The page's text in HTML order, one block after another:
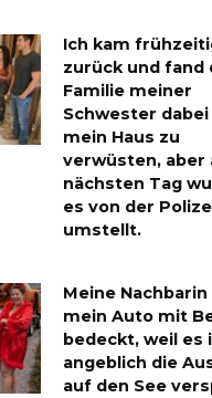
Ich kam
zurück und fand
Familie meiner
Schwester
mein Haus zu
verwüsten, aber
nächsten Tag
es von der
umstellt.
Meine
mein Auto mit
bedeckt, weil es
angeblich die
auf den See